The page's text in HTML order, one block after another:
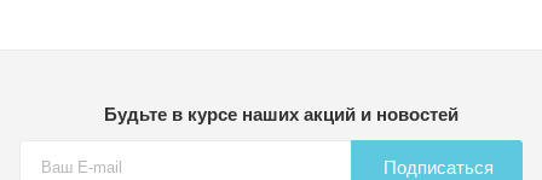
Будьте в курсе наших акций и новостей
Подписаться